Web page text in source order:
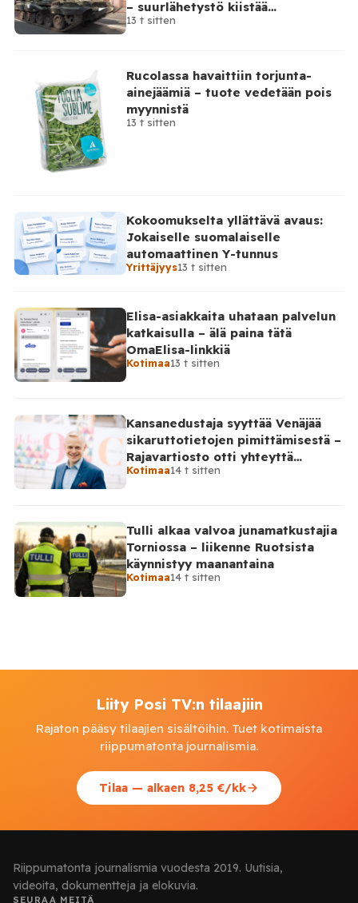
– suurlähetystö kiistää
osallisuutensa
13 t sitten
Rucolassa havaittiin torjunta-
ainejäämiä – tuote vedetään pois
myynnistä
13 t sitten
Kokoomukselta yllättävä avaus:
Jokaiselle suomalaiselle
automaattinen Y-tunnus
Yrittäjyys13 t sitten
Elisa-asiakkaita uhataan palvelun
katkaisulla – älä paina tätä
OmaElisa-linkkiä
Kotimaa13 t sitten
Kansanedustaja syyttää Venäjää
sikaruttotietojen pimittämisestä –
Rajavartiosto otti yhteyttä
Venäjälle
Kotimaa14 t sitten
Tulli alkaa valvoa junamatkustajia
Torniossa – liikenne Ruotsista
käynnistyy maanantaina
Kotimaa14 t sitten
Liity Posi TV:n tilaajiin
Rajaton pääsy tilaajien sisältöihin. Tuet kotimaista
riippumatonta journalismia.
Tilaa — alkaen 8,25 €/kk
Riippumatonta journalismia vuodesta 2019. Uutisia,
videoita, dokumentteja ja elokuvia.
SEURAA MEITÄ